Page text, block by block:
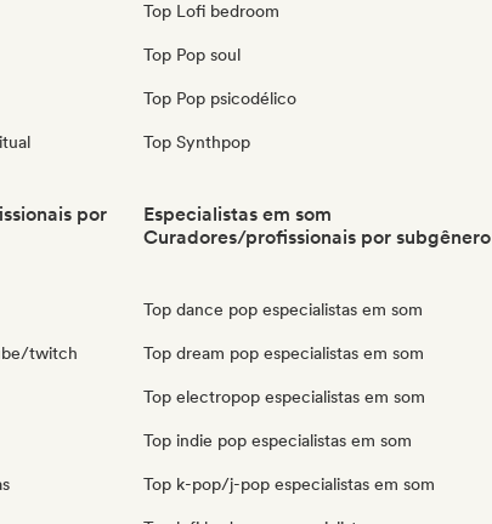
Top Lofi bedroom
Top Pop soul
Top Pop psicodélico
Top Synthpop
por
twitch
Especialistas em som
Curadores/profissionais por subgênero
Top dance pop especialistas em som
Top dream pop especialistas em som
Top electropop especialistas em som
Top indie pop especialistas em som
Top k-pop/j-pop especialistas em som